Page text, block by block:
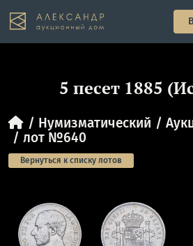
5 песет 1885
Нумизматический
лот №640
Вернуться к списку лотов